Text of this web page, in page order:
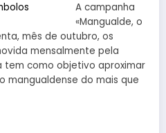
A campanha
«Mangualde, o
mês de outubro, os
mensalmente pela
tem como objetivo aproximar
mangualdense do mais que